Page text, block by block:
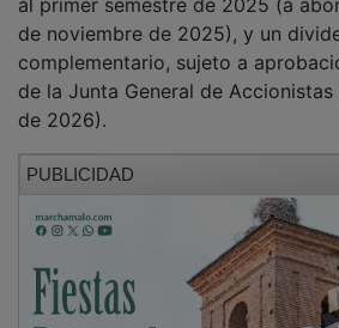
de noviembre de 2025), y un
complementario, sujeto a
de la Junta General de Accionistas
de 2026).